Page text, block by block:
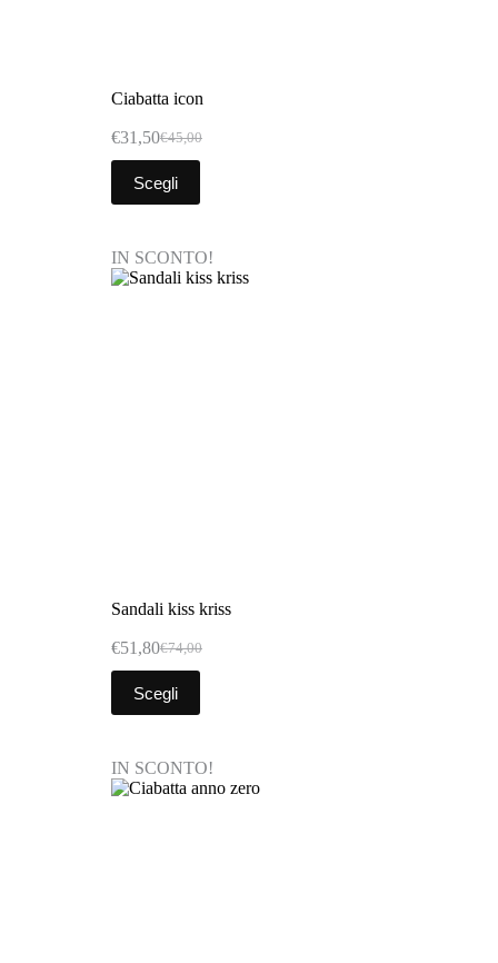
Ciabatta icon
€45,00
€31,50
Scegli
IN SCONTO!
Sandali kiss kriss
€74,00
€51,80
Scegli
IN SCONTO!